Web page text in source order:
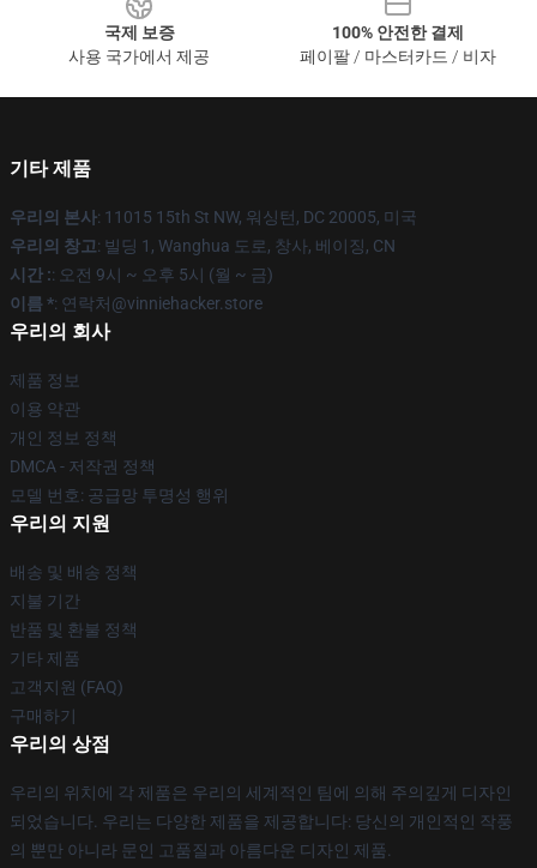
국제 보증
사용 국가에서 제공
100% 안전한 결제
페이팔 / 마스터카드 / 비자
기타 제품
우리의 본사: 11015 15th St NW, 워싱턴, DC 20005, 미국
우리의 창고: 빌딩 1, Wanghua 도로, 창사, 베이징, CN
시간 :: 오전 9시 ~ 오후 5시 (월 ~ 금)
이름 *: 연락처@vinniehacker.store
우리의 회사
제품 정보
이용 약관
개인 정보 정책
DMCA - 저작권 정책
모델 번호: 공급망 투명성 행위
우리의 지원
배송 및 배송 정책
지불 기간
반품 및 환불 정책
기타 제품
고객지원 (FAQ)
구매하기
우리의 상점
우리의 위치에 각 제품은 우리의 세계적인 팀에 의해 주의깊게 디자인
되었습니다. 우리는 다양한 제품을 제공합니다: 당신의 개인적인 작풍
의 뿐만 아니라 문인 고품질과 아름다운 디자인 제품.